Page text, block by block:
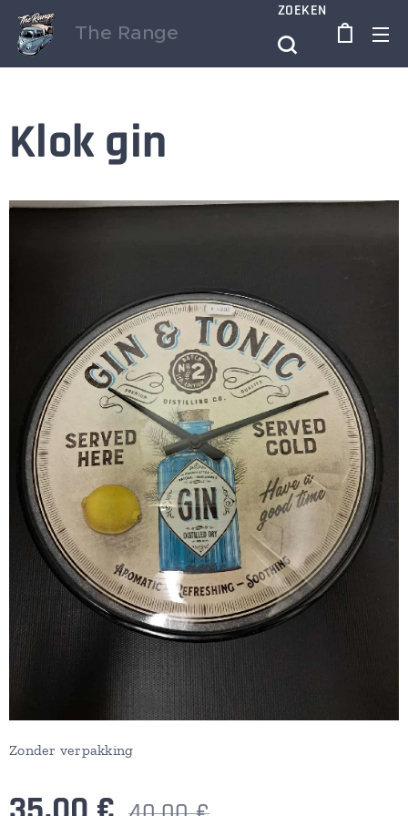
The Range
ZOEKEN
Klok gin
Zonder verpakking